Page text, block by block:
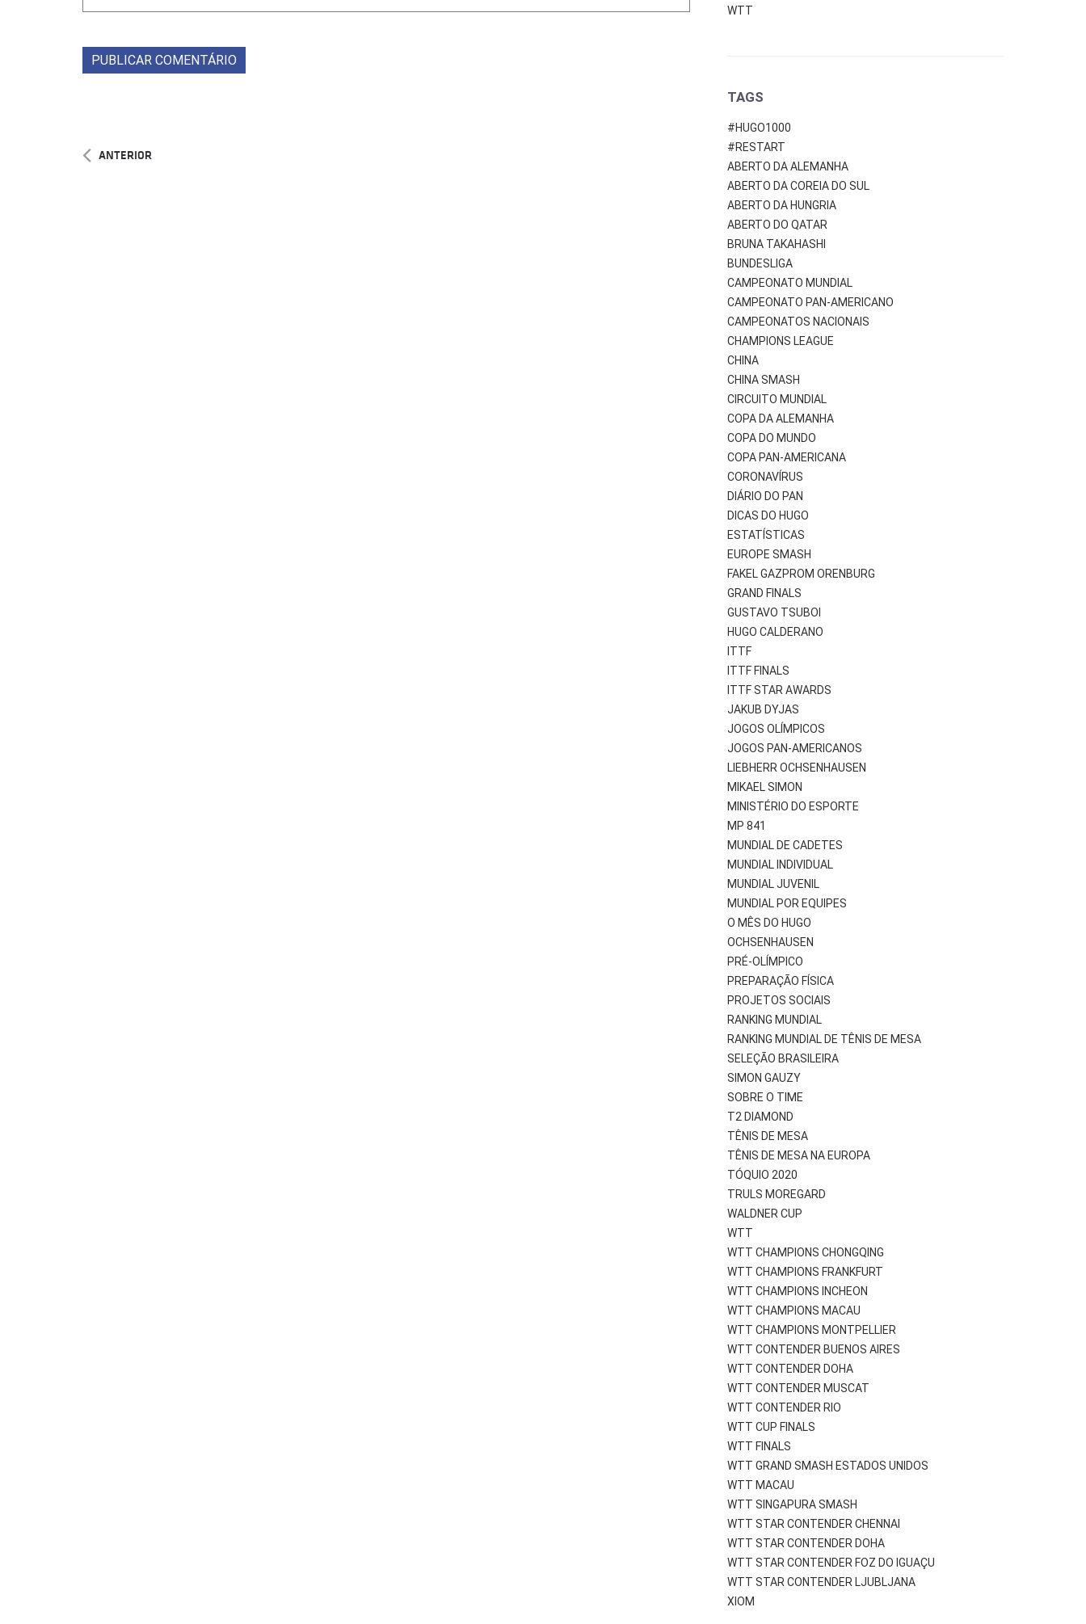
ANTERIOR
WTT
TAGS
#HUGO1000
#RESTART
ABERTO DA ALEMANHA
ABERTO DA COREIA DO SUL
ABERTO DA HUNGRIA
ABERTO DO QATAR
BRUNA TAKAHASHI
BUNDESLIGA
CAMPEONATO MUNDIAL
CAMPEONATO PAN-AMERICANO
CAMPEONATOS NACIONAIS
CHAMPIONS LEAGUE
CHINA
CHINA SMASH
CIRCUITO MUNDIAL
COPA DA ALEMANHA
COPA DO MUNDO
COPA PAN-AMERICANA
CORONAVÍRUS
DIÁRIO DO PAN
DICAS DO HUGO
ESTATÍSTICAS
EUROPE SMASH
FAKEL GAZPROM ORENBURG
GRAND FINALS
GUSTAVO TSUBOI
HUGO CALDERANO
ITTF
ITTF FINALS
ITTF STAR AWARDS
JAKUB DYJAS
JOGOS OLÍMPICOS
JOGOS PAN-AMERICANOS
LIEBHERR OCHSENHAUSEN
MIKAEL SIMON
MINISTÉRIO DO ESPORTE
MP 841
MUNDIAL DE CADETES
MUNDIAL INDIVIDUAL
MUNDIAL JUVENIL
MUNDIAL POR EQUIPES
O MÊS DO HUGO
OCHSENHAUSEN
PRÉ-OLÍMPICO
PREPARAÇÃO FÍSICA
PROJETOS SOCIAIS
RANKING MUNDIAL
RANKING MUNDIAL DE TÊNIS DE MESA
SELEÇÃO BRASILEIRA
SIMON GAUZY
SOBRE O TIME
T2 DIAMOND
TÊNIS DE MESA
TÊNIS DE MESA NA EUROPA
TÓQUIO 2020
TRULS MOREGARD
WALDNER CUP
WTT
WTT CHAMPIONS CHONGQING
WTT CHAMPIONS FRANKFURT
WTT CHAMPIONS INCHEON
WTT CHAMPIONS MACAU
WTT CHAMPIONS MONTPELLIER
WTT CONTENDER BUENOS AIRES
WTT CONTENDER DOHA
WTT CONTENDER MUSCAT
WTT CONTENDER RIO
WTT CUP FINALS
WTT FINALS
WTT GRAND SMASH ESTADOS UNIDOS
WTT MACAU
WTT SINGAPURA SMASH
WTT STAR CONTENDER CHENNAI
WTT STAR CONTENDER DOHA
WTT STAR CONTENDER FOZ DO IGUAÇU
WTT STAR CONTENDER LJUBLJANA
XIOM